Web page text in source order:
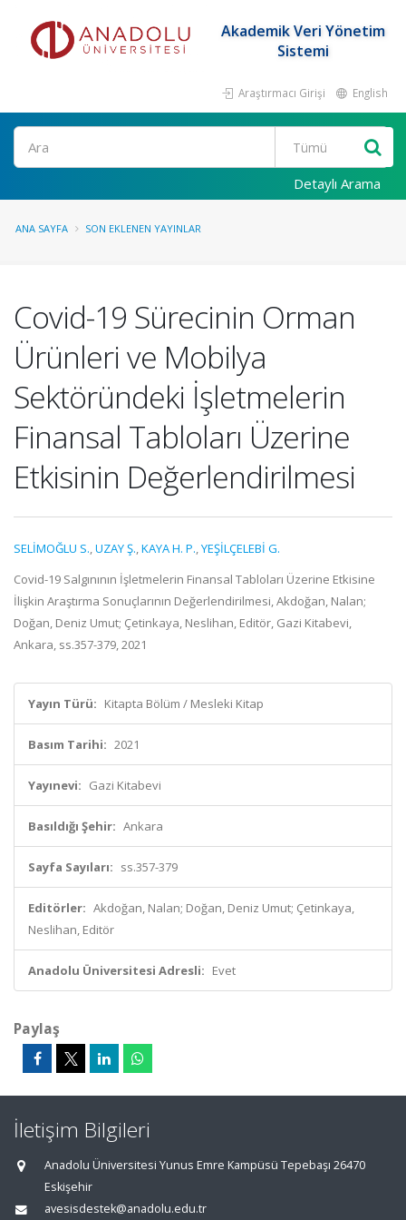
Akademik Veri Yönetim
Sistemi
Araştırmacı Girişi English
Ara
Detaylı Arama
ANA SAYFA SON EKLENEN YAYINLAR
Covid-19 Sürecinin Orman
Ürünleri ve Mobilya
Sektöründeki İşletmelerin
Finansal Tabloları Üzerine
Etkisinin Değerlendirilmesi
SELİMOĞLU S.,UZAY Ş.,KAYA H. P.,YEŞİLÇELEBİ G.
Covid-19 Salgınının İşletmelerin Finansal Tabloları Üzerine Etkisine
İlişkin Araştırma Sonuçlarının Değerlendirilmesi, Akdoğan, Nalan;
Doğan, Deniz Umut; Çetinkaya, Neslihan, Editör, Gazi Kitabevi,
Ankara, ss.357-379, 2021
Yayın Türü: Kitapta Bölüm / Mesleki Kitap
Basım Tarihi: 2021
Yayınevi: Gazi Kitabevi
Basıldığı Şehir: Ankara
Sayfa Sayıları: ss.357-379
Editörler: Akdoğan, Nalan; Doğan, Deniz Umut; Çetinkaya,
Neslihan, Editör
Anadolu Üniversitesi Adresli: Evet
Paylaş
İletişim Bilgileri
Anadolu Üniversitesi Yunus Emre Kampüsü Tepebaşı 26470
Eskişehir
avesisdestek@anadolu.edu.tr